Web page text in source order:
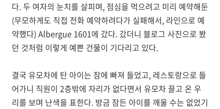
다. 두 여자의 눈치를 살피며, 점심을 먹으려고 미리 예약해둔
(무모하게도 직접 전화 예약하려다가 실패해서, 라인으로 예
약했다) Albergue 1601에 갔다. 갔더니 블로그 사진으로 봤
던 것처럼 이렇게 예쁜 건물이 기다리고 있다.
결국 유모차에 탄 아이는 잠에 빠져 들었고, 레스토랑으로 들
어가니 직원이 2층밖에 자리가 없다면서 유모차 끌고 온 우
리를 보며 난색을 표한다. 방금 잠든 아이를 깨울 수는 없었기